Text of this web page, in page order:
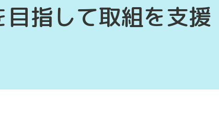
指して取組を支援